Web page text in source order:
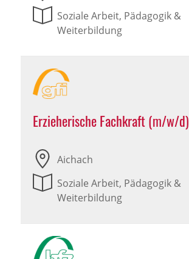
Soziale Arbeit, Pädagogik &
Weiterbildung
Erzieherische Fachkraft (m/w/d)
Aichach
Soziale Arbeit, Pädagogik &
Weiterbildung